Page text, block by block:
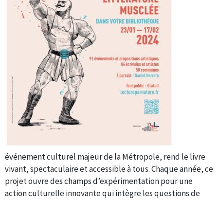
événement culturel majeur de la Métropole, rend le livre
vivant, spectaculaire et accessible à tous. Chaque année, ce
projet ouvre des champs d’expérimentation pour une
action culturelle innovante qui intègre les questions de